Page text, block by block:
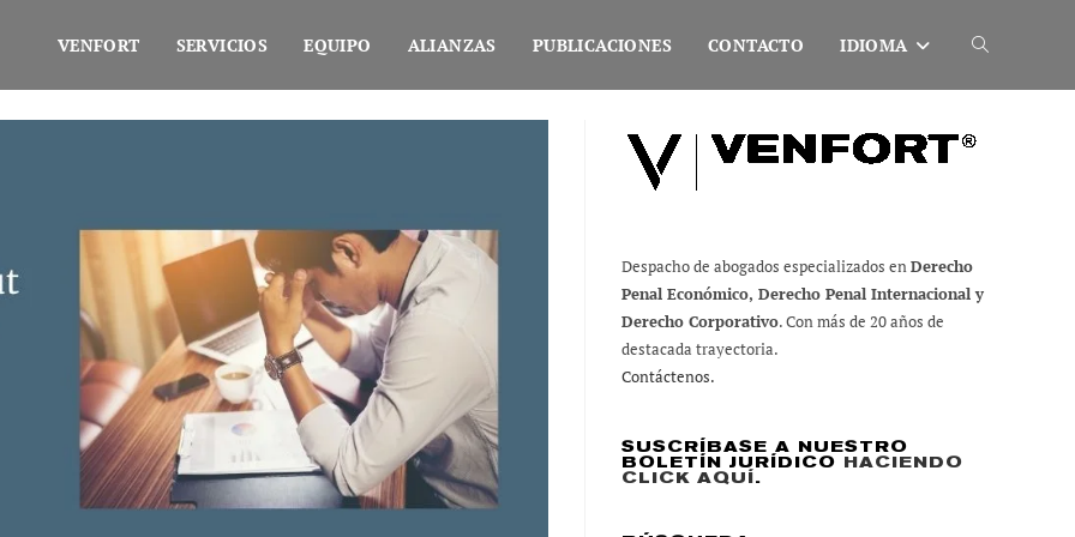
VENFORT SERVICIOS EQUIPO ALIANZAS PUBLICACIONES CONTACTO IDIOMA Alternar
búsqueda
Despacho de abogados especializados enDerecho
Penal Económico, Derecho Penal Internacional y
Derecho Corporativo. Con más de 20 años de
destacada trayectoria.
Contáctenos.
SUSCRÍBASE A NUESTRO
BOLETÍN JURÍDICO HACIENDO
CLICK AQUÍ.